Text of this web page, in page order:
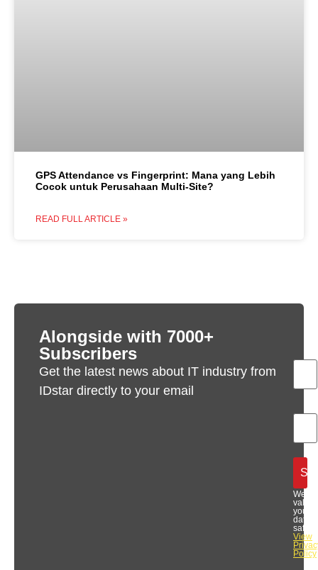
GPS Attendance vs Fingerprint: Mana yang Lebih
Cocok untuk Perusahaan Multi-Site?
READ FULL ARTICLE »
Alongside with 7000+
Subscribers
Get the latest news about IT industry from
IDstar directly to your email
We
value
your
data
safety.
View
Policy